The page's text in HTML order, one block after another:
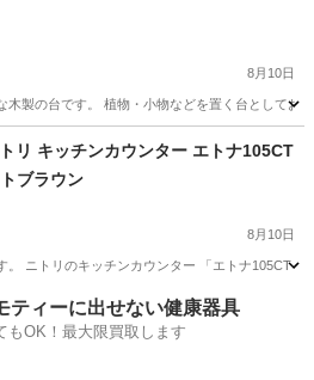
8月10日
木製の台です。 植物・小物などを置く台として
テーブル
トリ キッチンカウンター エトナ105CT
ブラウン
8月10日
。 ニトリのキッチンカウンター 「エトナ105CT
収納家具
ティーに出せない健康器具
もOK！最大限買取します